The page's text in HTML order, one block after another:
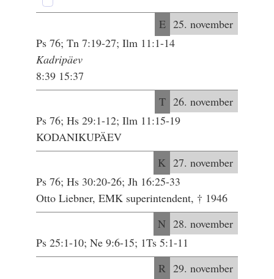
E 25. november
Ps 76; Tn 7:19-27; Ilm 11:1-14
Kadripäev
8:39 15:37
T 26. november
Ps 76; Hs 29:1-12; Ilm 11:15-19
KODANIKUPÄEV
K 27. november
Ps 76; Hs 30:20-26; Jh 16:25-33
Otto Liebner, EMK superintendent, † 1946
N 28. november
Ps 25:1-10; Ne 9:6-15; 1Ts 5:1-11
R 29. november